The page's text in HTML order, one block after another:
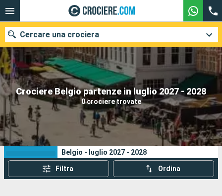
Crociere Belgio partenze in luglio 2027 - 2028
0 crociere trovate
Cercare una crociera
Le nostre destinazioni
Mesi di partenza
Porti Compagnie
Ricerca
Belgio - luglio 2027 - 2028
Filtra Ordina